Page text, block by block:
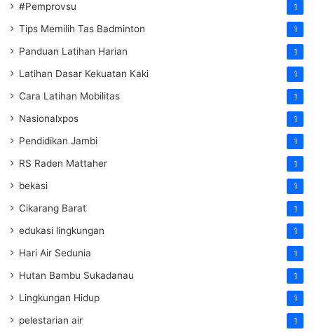
#Pemprovsu 1
Tips Memilih Tas Badminton 1
Panduan Latihan Harian 1
Latihan Dasar Kekuatan Kaki 1
Cara Latihan Mobilitas 1
Nasionalxpos 1
Pendidikan Jambi 1
RS Raden Mattaher 1
bekasi 1
Cikarang Barat 1
edukasi lingkungan 1
Hari Air Sedunia 1
Hutan Bambu Sukadanau 1
Lingkungan Hidup 1
pelestarian air 1